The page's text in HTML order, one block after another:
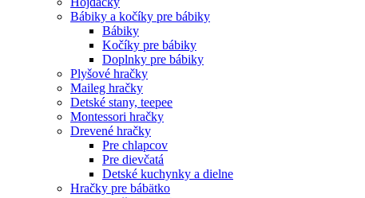
Bábiky a kočíky pre bábiky
Bábiky
Kočíky pre bábiky
Doplnky pre bábiky
Plyšové hračky
Maileg hračky
Detské stany, teepee
Montessori hračky
Drevené hračky
Pre chlapcov
Pre dievčatá
Detské kuchynky a dielne
Hračky pre bábätko